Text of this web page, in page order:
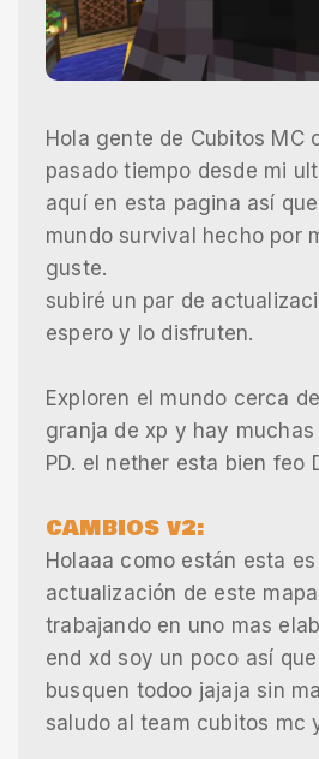
Hola gente de Cubitos MC
pasado tiempo desde mi
aquí en esta pagina así
mundo survival hecho por
guste.
subiré un par de
espero y lo disfruten.
Exploren el mundo cerca
granja de xp y hay
PD. el nether esta bien feo
CAMBIOS v2:
Holaaa como están esta
actualización de este
trabajando en uno mas
end xd soy un poco así
busquen todoo jajaja sin
saludo al team cubitos mc